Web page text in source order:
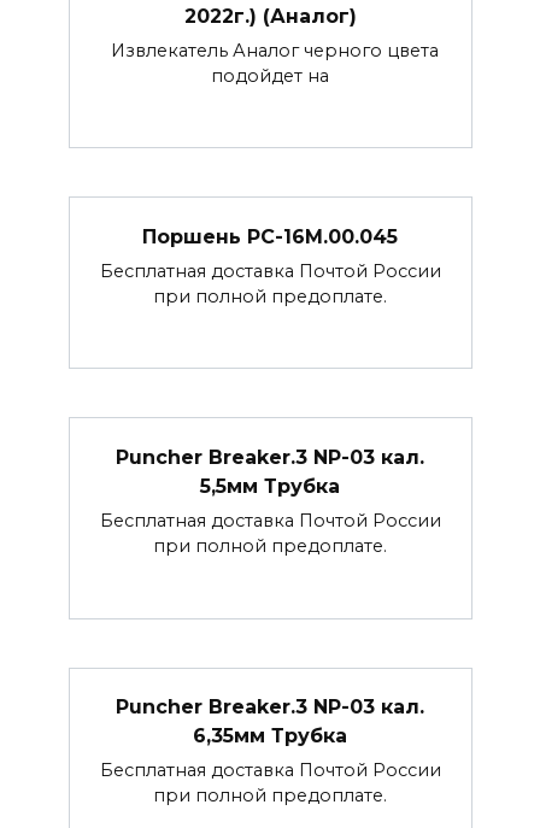
2022г.) (Аналог)
Извлекатель Аналог черного цвета
подойдет на
Поршень РС-16М.00.045
Бесплатная доставка Почтой России
при полной предоплате.
Puncher Breaker.3 NP-03 кал.
5,5мм Трубка
Бесплатная доставка Почтой России
при полной предоплате.
Puncher Breaker.3 NP-03 кал.
6,35мм Трубка
Бесплатная доставка Почтой России
при полной предоплате.